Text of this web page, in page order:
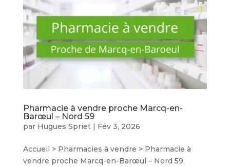
Pharmacie à vendre proche Marcq-en-
Barœul – Nord 59
par Hugues Spriet| Fév 3, 2026
Accueil > Pharmacies à vendre > Pharmacie à
vendre proche Marcq-en-Barœul – Nord 59